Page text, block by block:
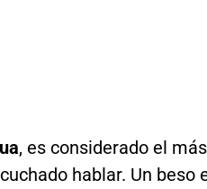
, es considerado el más
hablar. Un beso